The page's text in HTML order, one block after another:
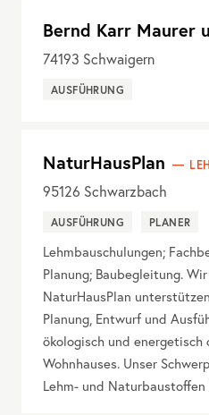
Bernd Karr Maurer
74193 Schwaigern
AUSFÜHRUNG
NaturHausPlan
95126 Schwarzbach
AUSFÜHRUNG PLANER
Lehmbauschulungen;
Planung; Baubegleitung.
NaturHausPlan
Planung, Entwurf und
ökologisch und energetisch
Wohnhauses. Unser
Lehm- und